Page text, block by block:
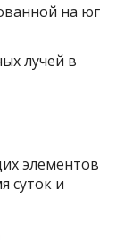
на юг
лучей в
элементов
суток и